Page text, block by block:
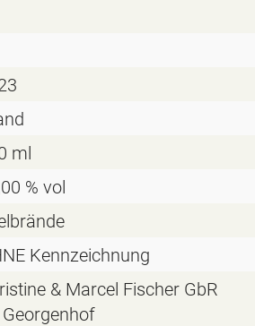
ml
% vol
Kennzeichnung
& Marcel Fischer GbR